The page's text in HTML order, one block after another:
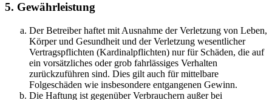
5. Gewährleistung
Der Betreiber haftet mit Ausnahme der Verletzung von Leben,
Körper und Gesundheit und der Verletzung wesentlicher
Vertragspflichten (Kardinalpflichten) nur für Schäden, die auf
ein vorsätzliches oder grob fahrlässiges Verhalten
zurückzuführen sind. Dies gilt auch für mittelbare
Folgeschäden wie insbesondere entgangenen Gewinn.
Die Haftung ist gegenüber Verbrauchern außer bei